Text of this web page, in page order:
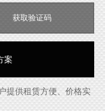
获取验证码
提供租赁方便、价格实